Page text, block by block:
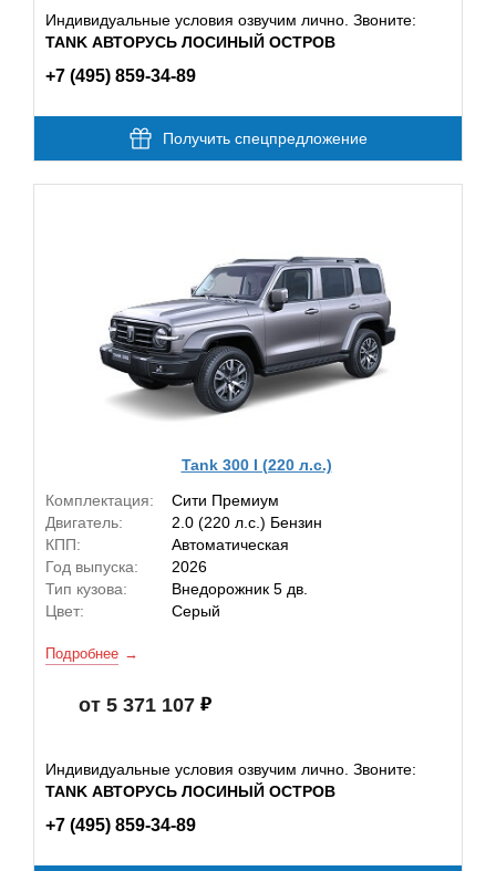
Индивидуальные условия озвучим лично. Звоните:
TANK АВТОРУСЬ ЛОСИНЫЙ ОСТРОВ
+7 (495) 859-34-89
Получить спецпредложение
Tank 300 I (220 л.с.)
Комплектация:
Сити Премиум
Двигатель:
2.0 (220 л.с.) Бензин
КПП:
Автоматическая
Год выпуска:
2026
Тип кузова:
Внедорожник 5 дв.
Цвет:
Серый
Подробнее
от 5 371 107
Индивидуальные условия озвучим лично. Звоните:
TANK АВТОРУСЬ ЛОСИНЫЙ ОСТРОВ
+7 (495) 859-34-89